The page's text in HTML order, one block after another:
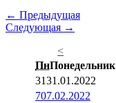
← Предыдущая
Следующая →
<
ПнПонедельник
3131.01.2022
707.02.2022